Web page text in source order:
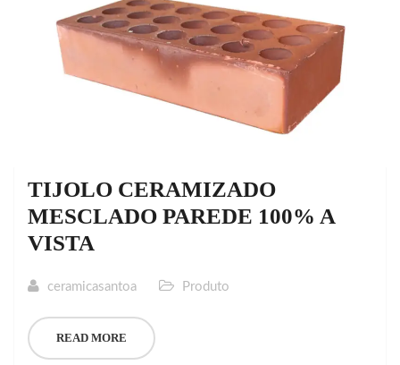
TIJOLO CERAMIZADO
MESCLADO PAREDE 100% A
VISTA
ceramicasantoa Produto
READ MORE